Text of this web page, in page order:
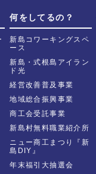
何をしてるの？
新島コワーキングスペ
ース
新島・式根島アイラン
ド光
経営改善普及事業
地域総合振興事業
商工会受託事業
新島村無料職業紹介所
ニュー商工まつり『新
島DIY』
年末福引大抽選会